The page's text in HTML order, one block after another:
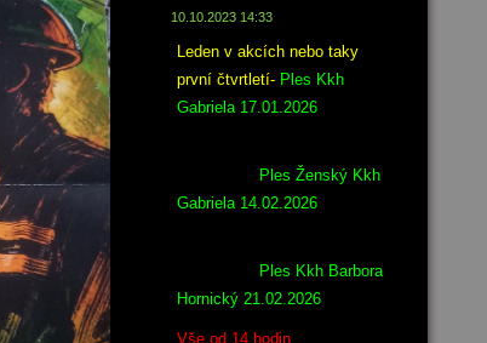
10.10.2023 14:33
Leden v akcích nebo taky
první čtvrtletí- Ples Kkh
Gabriela 17.01.2026
Ples Ženský Kkh
Gabriela 14.02.2026
Ples Kkh Barbora
Hornický 21.02.2026
Vše od 14 hodin